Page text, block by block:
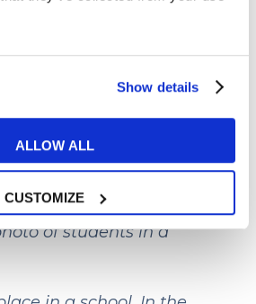
Show details
ALLOW ALL
CUSTOMIZE
de
d’une image
exemple complet de
en anglais
of students in a